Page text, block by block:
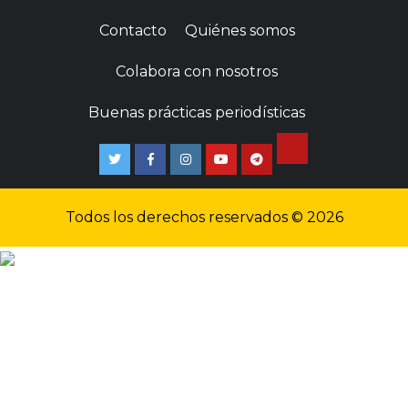
Contacto Quiénes somos
Colabora con nosotros
Buenas prácticas periodísticas
Todos los derechos reservados © 2026